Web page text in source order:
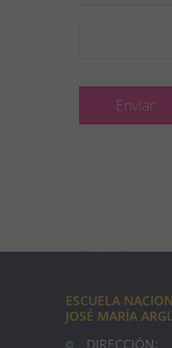
ESCUELA
JOSÉ MARÍA
DIRECCIÓN: